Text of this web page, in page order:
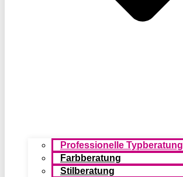
Professionelle Typberatung
Farbberatung
Stilberatung